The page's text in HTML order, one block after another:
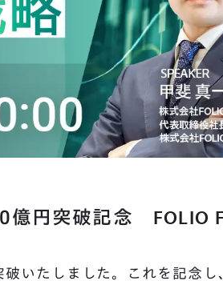
億円突破記念 FOLIO
破いたしました。これを記念し